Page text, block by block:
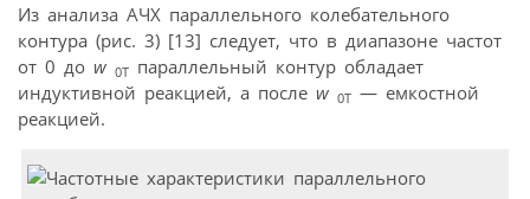
Из анализа АЧХ параллельного колебательного
контура (рис. 3) [13] следует, что в диапазоне частот
от 0 до w 0T параллельный контур обладает
индуктивной реакцией, а после w 0T — емкостной
реакцией.